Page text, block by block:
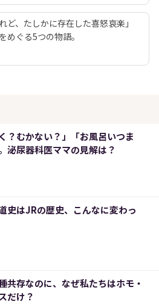
ど、たしかに存在した喜怒哀楽」
めぐる5つの物語。
？むかない？」「お風呂いつま
泌尿器科医ママの見解は？
史はJRの歴史、こんなに変わっ
共存なのに、なぜ私たちはホモ・
だけ？